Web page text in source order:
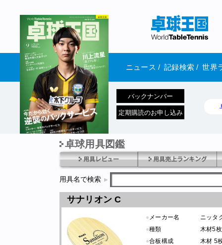
ニュース / 記録検索 / 世界
1970年1月01日 発売
バックナンバー
定期購読のお申し込み
卓球用具図鑑
用具名で検索
サナリオン C
● メーカー名
ニッタ
●種類
木材5枚
●合板構成
木材 5